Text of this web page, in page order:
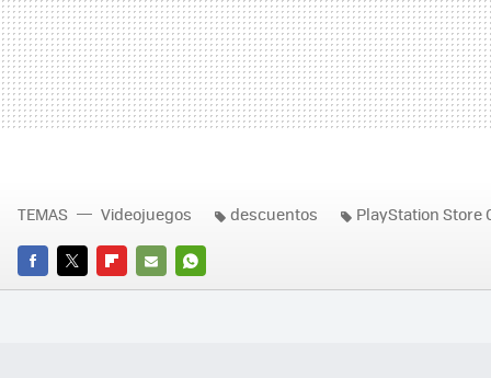
FACEBOOK
TWITTERFLIPBOARD
E-
WHATSAPP
TEMAS Videojuegos descuentos PlayStation Store